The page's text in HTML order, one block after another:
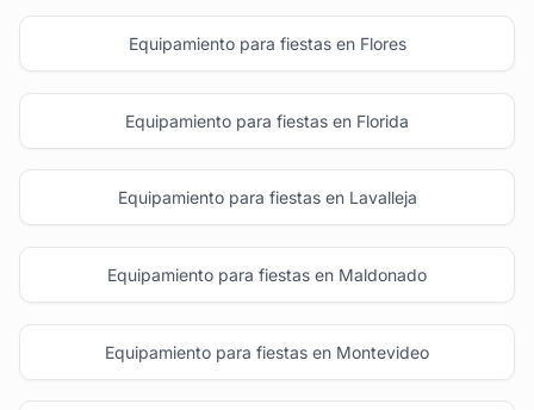
Equipamiento para fiestas en Flores
Equipamiento para fiestas en Florida
Equipamiento para fiestas en Lavalleja
Equipamiento para fiestas en Maldonado
Equipamiento para fiestas en Montevideo